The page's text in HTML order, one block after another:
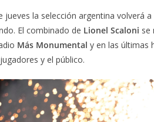
jueves la selección argentina volverá
El combinado de Lionel Scaloni se
Más Monumental y en las últimas
y el público.